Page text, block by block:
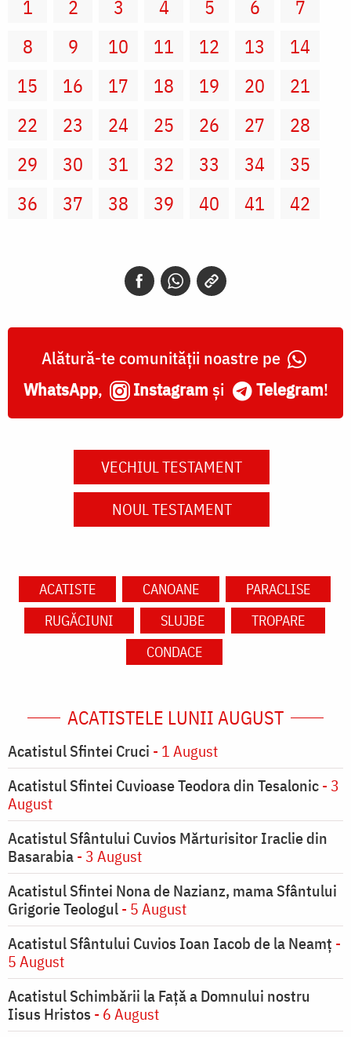
1 2 3 4 5 6
7
8
9 10 11 12 13
14
15
16 17 18 19 20
21
22
23 24 25 26 27
28
29
30 31 32 33 34
35
36
37 38 39 40 41 42
Alătură-te comunității noastre pe
WhatsApp, Instagram și Telegram!
VECHIUL TESTAMENT
NOUL TESTAMENT
ACATISTE CANOANE
PARACLISE
RUGĂCIUNI
SLUJBE
TROPARE
CONDACE
ACATISTELE LUNII AUGUST
Acatistul Sfintei Cruci - 1 August
Acatistul Sfintei Cuvioase Teodora din Tesalonic- 3
August
Acatistul Sfântului Cuvios Mărturisitor Iraclie din
Basarabia- 3 August
Acatistul Sfintei Nona de Nazianz, mama Sfântului
Grigorie Teologul- 5 August
Acatistul Sfântului Cuvios Ioan Iacob de la Neamț -
5 August
Acatistul Schimbării la Faţă a Domnului nostru
Iisus Hristos - 6 August